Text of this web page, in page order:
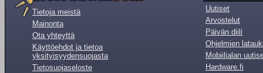
Tietoja meistä
Mainonta
Ota yhteyttä
Käyttöehdot ja tietoa
yksityisyydensuojasta
Tietosuojaseloste
Uutiset
Arvostelut
Päivän diili
Ohjelmien
Mobiilialan
Hardware.fi